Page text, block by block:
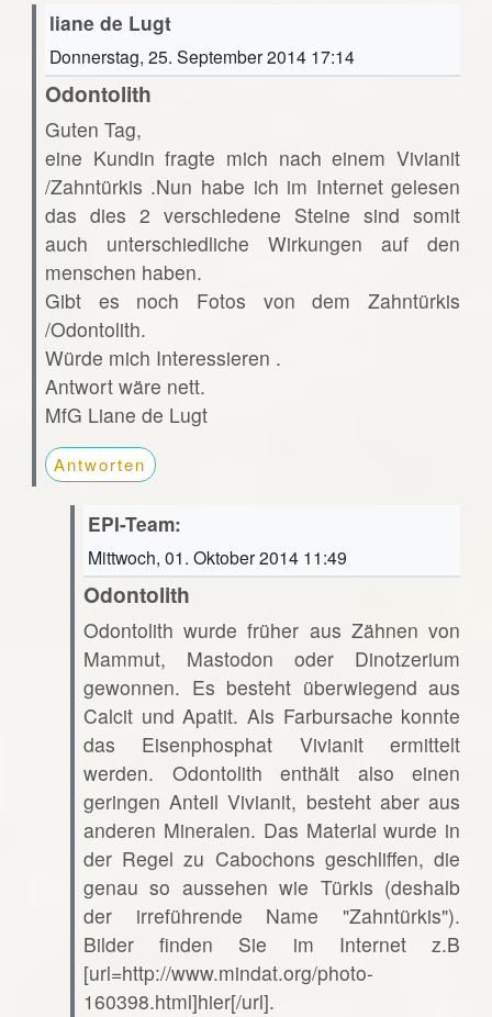
liane de Lugt
Donnerstag, 25. September 2014 17:14
Odontolith
Guten Tag,
eine Kundin fragte mich nach einem Vivianit
/Zahntürkis .Nun habe ich im Internet gelesen
das dies 2 verschiedene Steine sind somit
auch unterschiedliche Wirkungen auf den
menschen haben.
Gibt es noch Fotos von dem Zahntürkis
/Odontolith.
Würde mich Interessieren .
Antwort wäre nett.
MfG Liane de Lugt
Antworten
EPI-Team:
Mittwoch, 01. Oktober 2014 11:49
Odontolith
Odontolith wurde früher aus Zähnen von
Mammut, Mastodon oder Dinotzerium
gewonnen. Es besteht überwiegend aus
Calcit und Apatit. Als Farbursache konnte
das Eisenphosphat Vivianit ermittelt
werden. Odontolith enthält also einen
geringen Anteil Vivianit, besteht aber aus
anderen Mineralen. Das Material wurde in
der Regel zu Cabochons geschliffen, die
genau so aussehen wie Türkis (deshalb
der irreführende Name "Zahntürkis").
Bilder finden Sie im Internet z.B
[url=http://www.mindat.org/photo-
160398.html]hier[/url].